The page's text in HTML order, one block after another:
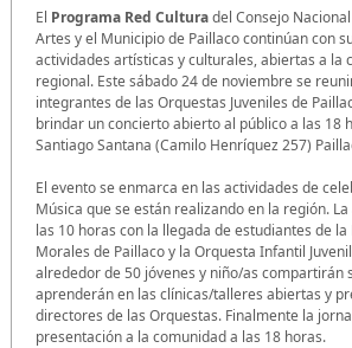
El Programa Red Culturadel Consejo
Artes y el Municipio de Paillaco continúan con
actividades artísticas y culturales, abiertas a la
regional. Este sábado 24 de noviembre se
integrantes de las Orquestas Juveniles de
brindar un concierto abierto al público a las 18
Santiago Santana (Camilo Henríquez 257)
El evento se enmarca en las actividades de
Música que se están realizando en la región.
las 10 horas con la llegada de estudiantes de
Morales de Paillaco y la Orquesta Infantil
alrededor de 50 jóvenes y niño/as compartirán
aprenderán en las clínicas/talleres abiertas y
directores de las Orquestas. Finalmente la
presentación a la comunidad a las 18 horas.